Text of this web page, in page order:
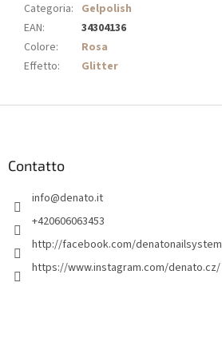
Categoria: Gelpolish
EAN:
34304136
Colore:
Rosa
Effetto: Glitter
Contatto
info@denato.it
+420606063453
http://facebook.com/denatonailsystem
https://www.instagram.com/denato.cz/